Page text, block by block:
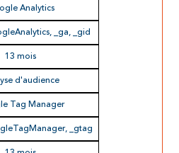
Analytics
_ga, _gid
13 mois
d'audience
Tag Manager
_gtag